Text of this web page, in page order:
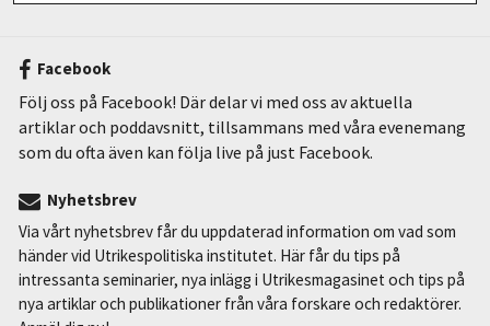
Facebook
Följ oss på Facebook! Där delar vi med oss av aktuella
artiklar och poddavsnitt, tillsammans med våra evenemang
som du ofta även kan följa live på just Facebook.
Nyhetsbrev
Via vårt nyhetsbrev får du uppdaterad information om vad som
händer vid Utrikespolitiska institutet. Här får du tips på
intressanta seminarier, nya inlägg i Utrikesmagasinet och tips på
nya artiklar och publikationer från våra forskare och redaktörer.